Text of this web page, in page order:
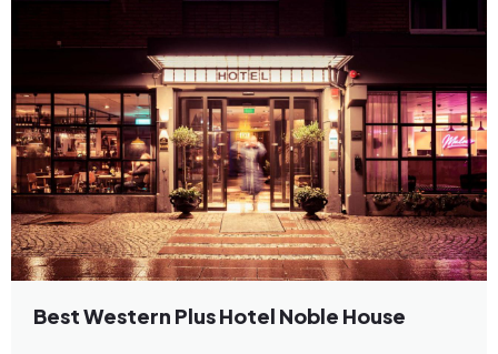
Best Western Plus Hotel Noble House